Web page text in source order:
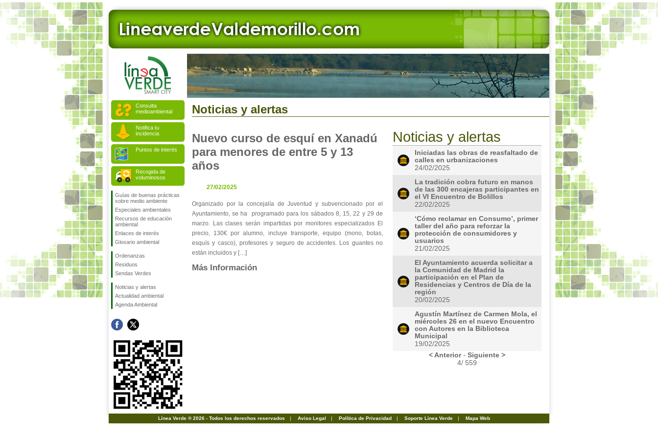
Consulta
medioambiental
Notifica tu
incidencia
Puntos de interés
Recogida de
voluminosos
Guías de buenas prácticas
sobre medio ambiente
Especiales ambientales
Recursos de educación
ambiental
Enlaces de interés
Glosario ambiental
Ordenanzas
Residuos
Sendas Verdes
Noticias y alertas
Actualidad ambiental
Agenda Ambiental
Noticias y alertas
Nuevo curso de esquí en Xanadú
para menores de entre 5 y 13
años
27/02/2025
Organizado por la concejalía de Juventud y subvencionado por el
Ayuntamiento, se ha programado para los sábados 8, 15, 22 y 29 de
marzo. Las clases serán impartidas por monitores especializados El
precio, 130€ por alumno, incluye transporte, equipo (mono, botas,
esquís y casco), profesores y seguro de accidentes. Los guantes no
están incluidos y […]
Más Información
Noticias y alertas
Iniciadas las obras de reasfaltado de
calles en urbanizaciones
24/02/2025
La tradición cobra futuro en manos
de las 300 encajeras participantes en
el VI Encuentro de Bolillos
22/02/2025
‘Cómo reclamar en Consumo’, primer
taller del año para reforzar la
protección de consumidores y
usuarios
21/02/2025
El Ayuntamiento acuerda solicitar a
la Comunidad de Madrid la
participación en el Plan de
Residencias y Centros de Día de la
región
20/02/2025
Agustín Martínez de Carmen Mola, el
miércoles 26 en el nuevo Encuentro
con Autores en la Biblioteca
Municipal
19/02/2025
< Anterior- Siguiente >
4/ 559
Línea Verde ® 2026 - Todos los derechos reservados | Aviso Legal | Política de Privacidad | Soporte Línea Verde | Mapa Web